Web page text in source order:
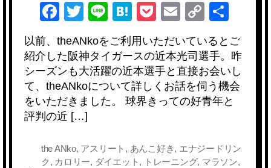
語
る
へ
の
F
c
e
b
o
o
k
T
wi
tt
er
Li
n
e
H
at
e
n
a
P
o
ck
et
E
m
ail
C
o
p
y
Li
n
以前、theANkoをご利用いただいているとご
紹介した阪神タイガースの近本光司選手。昨
シーズンも大活躍の近本選手と直接お会いし
て、theANkoについて詳しくお話を伺う機会
をいただきました。 球界きっての好青年と
評判の近 […]
the ANko, アスリート , あんこ好き, エナジードリン
ク , カロリー, ダイエット , トレーニング, マラソン,